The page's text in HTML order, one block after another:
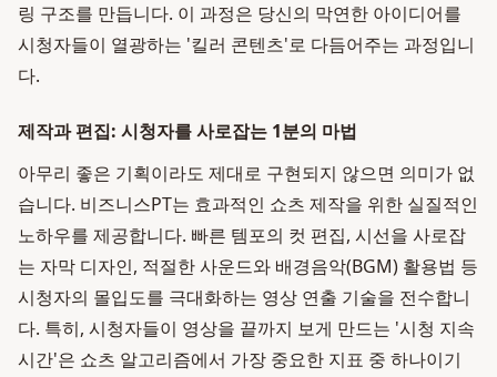
링 구조를 만듭니다. 이 과정은 당신의 막연한 아이디어를
시청자들이 열광하는 '킬러 콘텐츠'로 다듬어주는 과정입니
다.
제작과 편집: 시청자를 사로잡는 1분의 마법
아무리 좋은 기획이라도 제대로 구현되지 않으면 의미가 없
습니다. 비즈니스PT는 효과적인 쇼츠 제작을 위한 실질적인
노하우를 제공합니다. 빠른 템포의 컷 편집, 시선을 사로잡
는 자막 디자인, 적절한 사운드와 배경음악(BGM) 활용법 등
시청자의 몰입도를 극대화하는 영상 연출 기술을 전수합니
다. 특히, 시청자들이 영상을 끝까지 보게 만드는 '시청 지속
시간'은 쇼츠 알고리즘에서 가장 중요한 지표 중 하나이기